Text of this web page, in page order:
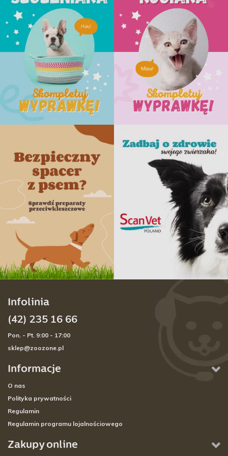
Informacje
O nas
Polityka prywatności
Regulamin
Regulamin programu lojalnościowego
Zakupy online
Infolinia
(42) 235 16 66
Pon. - Pt. 9:00 - 17:00
sklep@zoozone.pl